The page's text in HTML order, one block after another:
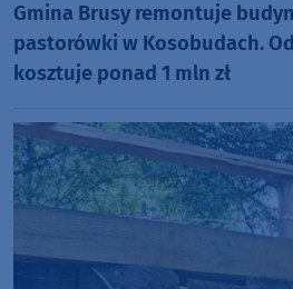
Gmina Brusy remontuje
pastorówki w Kosobudach.
kosztuje ponad 1 mln zł